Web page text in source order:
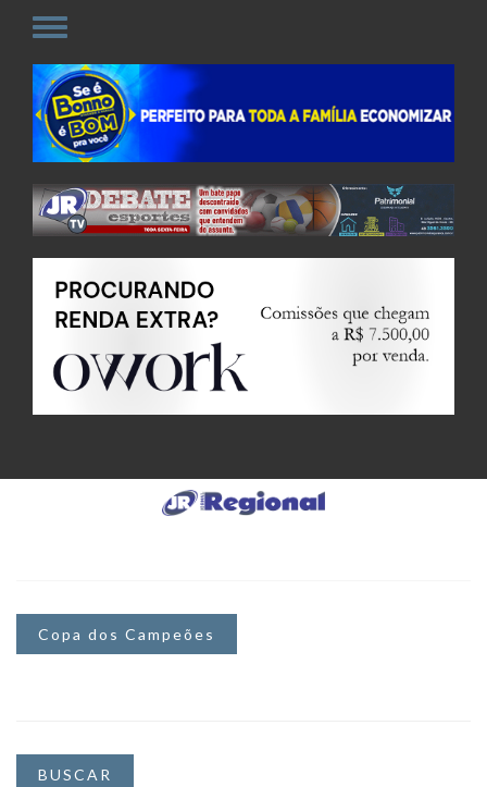
Copa dos Campeões
BUSCAR